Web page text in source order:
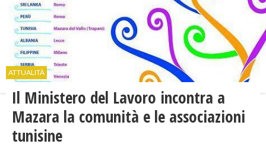
ATTUALITÀ
Il Ministero del Lavoro incontra a
Mazara la comunità e le associazioni
tunisine